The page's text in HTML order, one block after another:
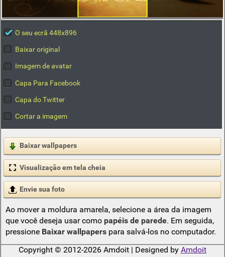
O seu ecrã 448x896
Baixar original
Imagem de avatar
Capa Para Facebook
Capa do Twitter
Cortar a imagem
Baixar wallpapers
Visualização em tela cheia
Envie sua foto
Ao mover a moldura amarela, selecione a área da imagem
que você deseja usar como papéis de parede. Em seguida,
pressione Baixar wallpaperspara salvá-los no computador.
Copyright © 2012-2026 Amdoit | Designed by Amdoit